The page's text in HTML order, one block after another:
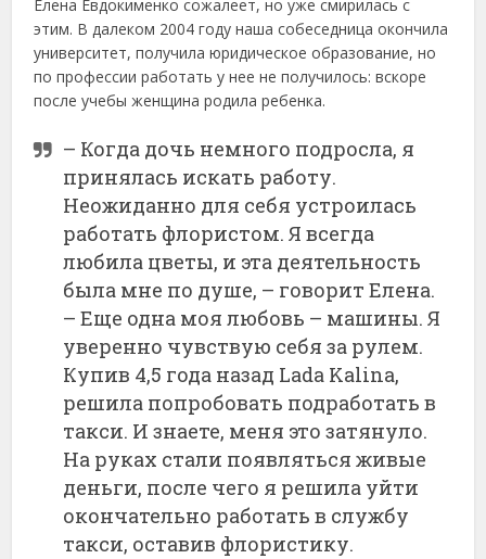
Елена Евдокименко сожалеет, но уже смирилась с
этим. В далеком 2004 году наша собеседница окончила
университет, получила юридическое образование, но
по профессии работать у нее не получилось: вскоре
после учебы женщина родила ребенка.
– Когда дочь немного подросла, я
принялась искать работу.
Неожиданно для себя устроилась
работать флористом. Я всегда
любила цветы, и эта деятельность
была мне по душе, – говорит Елена.
– Еще одна моя любовь – машины. Я
уверенно чувствую себя за рулем.
Купив 4,5 года назад Lada Kalina,
решила попробовать подработать в
такси. И знаете, меня это затянуло.
На руках стали появляться живые
деньги, после чего я решила уйти
окончательно работать в службу
такси, оставив флористику.